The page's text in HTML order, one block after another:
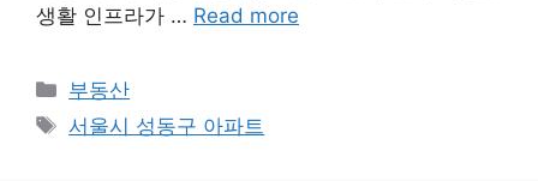
생활 인프라가 … Read more
Categories
부동산
Tags
서울시 성동구 아파트